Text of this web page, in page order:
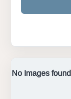
No Images